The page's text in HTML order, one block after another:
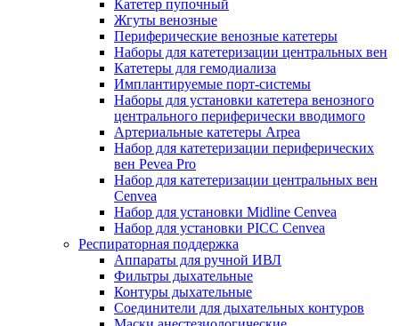
Катетер пупочный
Жгуты венозные
Периферические венозные катетеры
Наборы для катетеризации центральных вен
Катетеры для гемодиализа
Имплантируемые порт‑системы
Наборы для установки катетера венозного
центрального периферически вводимого
Артериальные катетеры Arpea
Набор для катетеризации периферических
вен Pevea Pro
Набор для катетеризации центральных вен
Cenvea
Набор для установки Midline Cenvea
Набор для установки PICC Cenvea
Респираторная поддержка
Аппараты для ручной ИВЛ
Фильтры дыхательные
Контуры дыхательные
Соединители для дыхательных контуров